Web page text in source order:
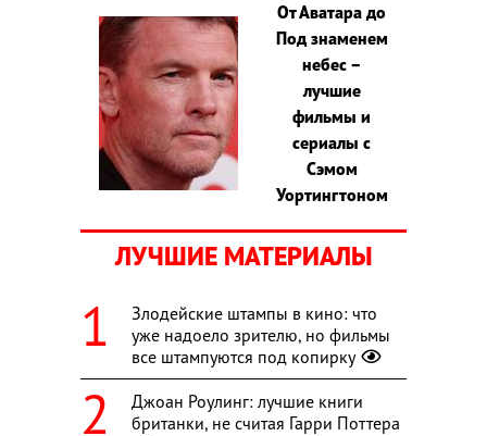
От Аватара до
Под знаменем
небес –
лучшие
фильмы и
сериалы с
Сэмом
Уортингтоном
ЛУЧШИЕ МАТЕРИАЛЫ
Злодейские штампы в кино: что
уже надоело зрителю, но фильмы
все штампуются под копирку
Джоан Роулинг: лучшие книги
британки, не считая Гарри Поттера